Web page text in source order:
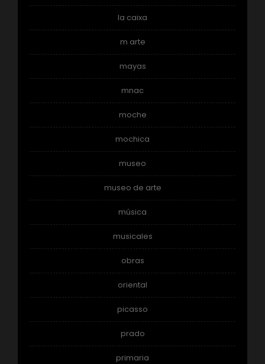
la caixa
m arte
mayas
mnac
moche
mochica
museo
museo de arte
música
musicales
obras
oriental
picasso
prado
primaria